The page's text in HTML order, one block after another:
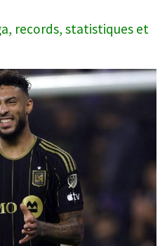
records, statistiques et